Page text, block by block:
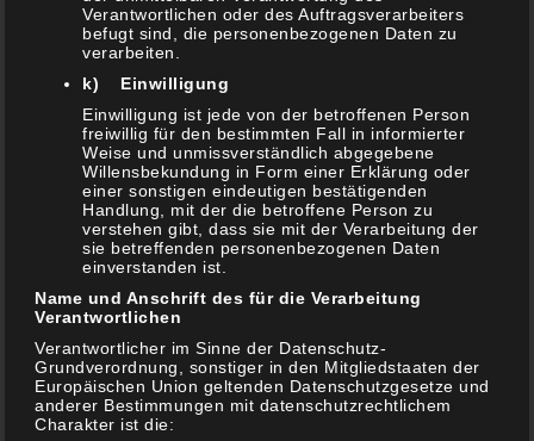
NEUESTE KOMMENTARE
SchwenkerzuPastrami Sandwich Toast
Viva La México – Vegetarische Enchiladas vom
Grill – GrillkezuTortillas, Burittos, Tacos und Co
Svenzu#Premium Trüffel Burger
Schwenkerzu#Premium Trüffel Burger
Verantwortlichen oder des Auftragsverarbeiters
befugt sind, die personenbezogenen Daten zu
verarbeiten.
k) Einwilligung
Einwilligung ist jede von der betroffenen Person
freiwillig für den bestimmten Fall in informierter
Weise und unmissverständlich abgegebene
Willensbekundung in Form einer Erklärung oder
einer sonstigen eindeutigen bestätigenden
Handlung, mit der die betroffene Person zu
verstehen gibt, dass sie mit der Verarbeitung der
sie betreffenden personenbezogenen Daten
einverstanden ist.
Name und Anschrift des für die Verarbeitung
Verantwortlichen
Verantwortlicher im Sinne der Datenschutz-
Grundverordnung, sonstiger in den Mitgliedstaaten der
Europäischen Union geltenden Datenschutzgesetze und
anderer Bestimmungen mit datenschutzrechtlichem
Charakter ist die: